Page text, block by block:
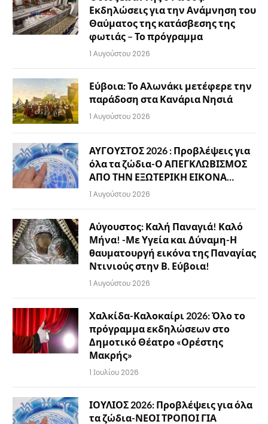
Εκδηλώσεις για την Ανάμνηση του
Θαύματος της κατάσβεσης της
φωτιάς – Το πρόγραμμα
1 Αυγούστου 2026
Εύβοια: Το Αλωνάκι μετέφερε την
παράδοση στα Κανάρια Νησιά
1 Αυγούστου 2026
ΑΥΓΟΥΣΤΟΣ 2026 : Προβλέψεις για
όλα τα ζώδια-Ο ΑΠΕΓΚΛΩΒΙΣΜΟΣ
ΑΠΟ ΤΗΝ ΕΞΩΤΕΡΙΚΗ ΕΙΚΟΝΑ…
1 Αυγούστου 2026
Αύγουστος: Καλή Παναγιά! Καλό
Μήνα! -Με Υγεία και Δύναμη-Η
θαυματουργή εικόνα της Παναγίας
Ντινιούς στην Β. Εύβοια!
1 Αυγούστου 2026
Χαλκίδα-Καλοκαίρι 2026: Όλο το
πρόγραμμα εκδηλώσεων στο
Δημοτικό Θέατρο «Ορέστης
Μακρής»
1 Ιουλίου 2026
ΙΟΥΛΙΟΣ 2026: Προβλέψεις για όλα
τα ζώδια-ΝΕΟΙ ΤΡΟΠΟΙ ΓΙΑ